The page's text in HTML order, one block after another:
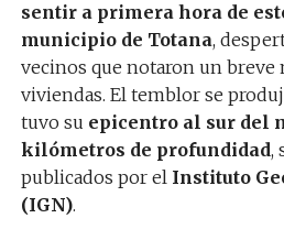
sentir a primera hora de
municipio de Totana,
vecinos que notaron un
viviendas. El temblor se
tuvo su epicentro al sur del
kilómetros de profundidad,
publicados por el Instituto
(IGN).